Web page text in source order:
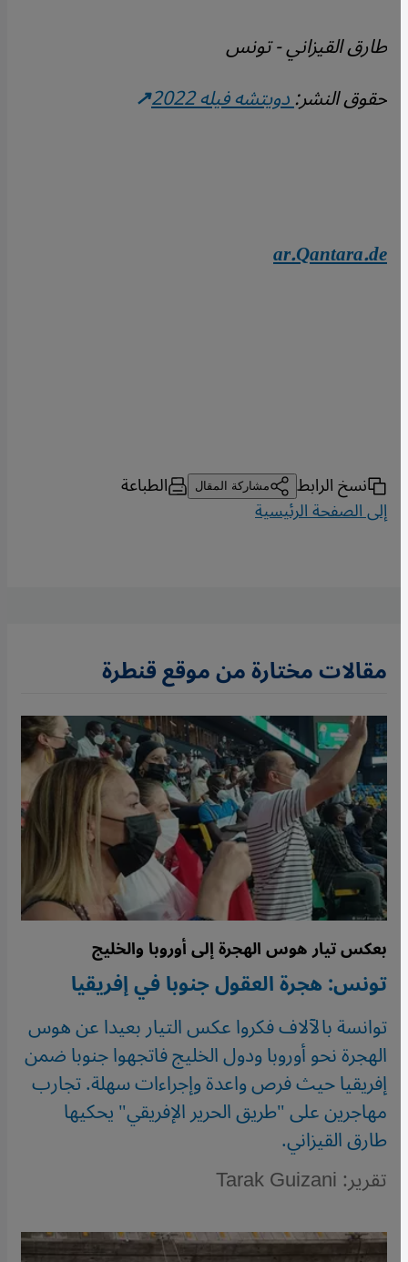
طارق القيزاني - تونس
حقوق النشر:دويتشه فيله 2022
ar.Qantara.de
نسخ الرابط مشاركة المقال الطباعة
إلى الصفحة الرئيسية
مقالات مختارة من موقع قنطرة
بعكس تيار هوس الهجرة إلى أوروبا والخليج
تونس: هجرة العقول جنوبا في إفريقيا
توانسة بالآلاف فكروا عكس التيار بعيدا عن هوس
الهجرة نحو أوروبا ودول الخليج فاتجهوا جنوبا ضمن
إفريقيا حيث فرص واعدة وإجراءات سهلة. تجارب
مهاجرين على "طريق الحرير الإفريقي" يحكيها
طارق القيزاني.
تقرير: Tarak Guizani